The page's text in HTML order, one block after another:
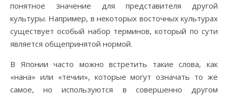
понятное значение для представителя другой
культуры. Например, в некоторых восточных культурах
существует особый набор терминов, который по сути
является общепринятой нормой.
В Японии часто можно встретить такие слова, как
«нана» или «течии», которые могут означать то же
самое, но используются в совершенно другом